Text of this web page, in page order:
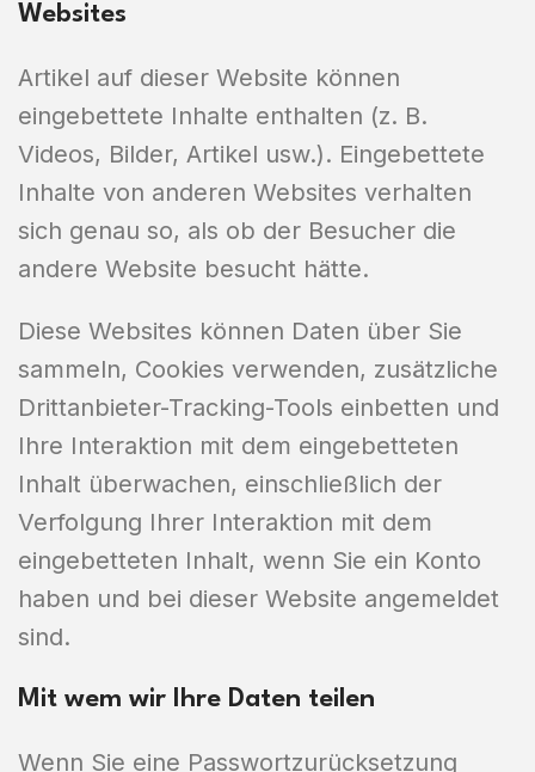
Websites
Artikel auf dieser Website können
eingebettete Inhalte enthalten (z. B.
Videos, Bilder, Artikel usw.). Eingebettete
Inhalte von anderen Websites verhalten
sich genau so, als ob der Besucher die
andere Website besucht hätte.
Diese Websites können Daten über Sie
sammeln, Cookies verwenden, zusätzliche
Drittanbieter-Tracking-Tools einbetten und
Ihre Interaktion mit dem eingebetteten
Inhalt überwachen, einschließlich der
Verfolgung Ihrer Interaktion mit dem
eingebetteten Inhalt, wenn Sie ein Konto
haben und bei dieser Website angemeldet
sind.
Mit wem wir Ihre Daten teilen
Wenn Sie eine Passwortzurücksetzung